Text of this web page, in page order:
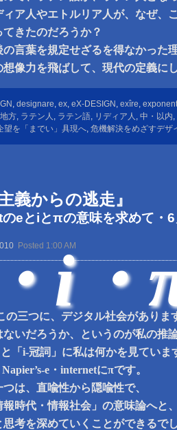
ィア人やエトルリア人が、なぜ、
てきたのだろうか？
の言葉を規定せざるを得なかった
想像力を飛ばして、現代の定義に
, designare, ex, eX-DESIGN , exîre, exponent
方, ラテン人 , ラテン語, リディア人 , 中・以内,
望を「までい」具現へ, 危機解決をめざすデザ
義からの逃走』
eとiとπの意味を求めて・6
Posted 1:00 AMi・
の三つに、デジタル社会がありま
ないだろうか、というのが私の推
と「i-冠詞」に私は何かを見ていま
e・internetにπです。
は、直喩性から隠喩性で、
報時代・情報社会」の意味論へと
思考を深めていくことができるで